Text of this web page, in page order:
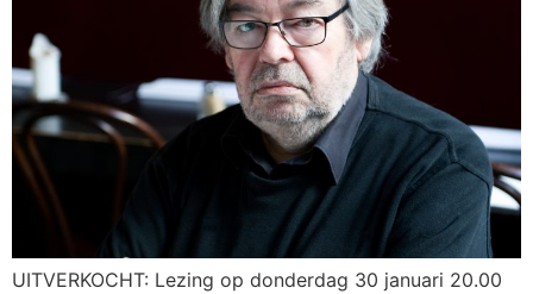
UITVERKOCHT: Lezing op donderdag 30 januari 20.00